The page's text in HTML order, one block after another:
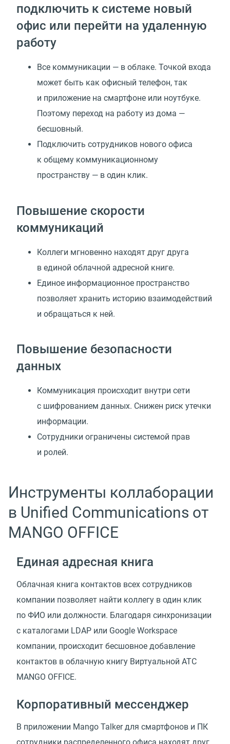
подключить к системе новый
офис или перейти на удаленную
работу
Все коммуникации — в облаке. Точкой входа
может быть как офисный телефон, так
и приложение на смартфоне или ноутбуке.
Поэтому переход на работу из дома —
бесшовный.
Подключить сотрудников нового офиса
к общему коммуникационному
пространству — в один клик.
Повышение скорости
коммуникаций
Коллеги мгновенно находят друг друга
в единой облачной адресной книге.
Единое информационное пространство
позволяет хранить историю взаимодействий
и обращаться к ней.
Повышение безопасности
данных
Коммуникация происходит внутри сети
с шифрованием данных. Снижен риск утечки
информации.
Сотрудники ограничены системой прав
и ролей.
Инструменты коллаборации
в Unified Communications от
MANGO OFFICE
Единая адресная книга
Облачная книга контактов всех сотрудников
компании позволяет найти коллегу в один клик
по ФИО или должности. Благодаря синхронизации
с каталогами LDAP или Google Workspace
компании, происходит бесшовное добавление
контактов в облачную книгу Виртуальной АТС
MANGO OFFICE.
Корпоративный мессенджер
В приложении Mango Talker для смартфонов и ПК
сотрудники распределенного офиса находят друг